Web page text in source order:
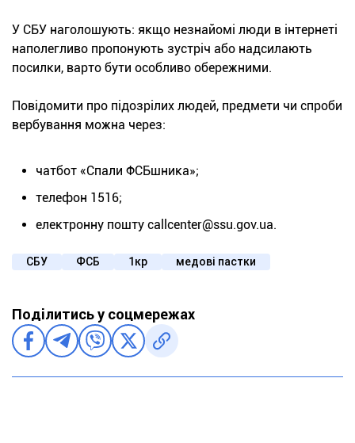
У СБУ наголошують: якщо незнайомі люди в інтернеті
наполегливо пропонують зустріч або надсилають
посилки, варто бути особливо обережними.
Повідомити про підозрілих людей, предмети чи спроби
вербування можна через:
чатбот «Спали ФСБшника»;
телефон 1516;
електронну пошту callcenter@ssu.gov.ua.
СБУ ФСБ 1кр медові пастки
Поділитись у соцмережах